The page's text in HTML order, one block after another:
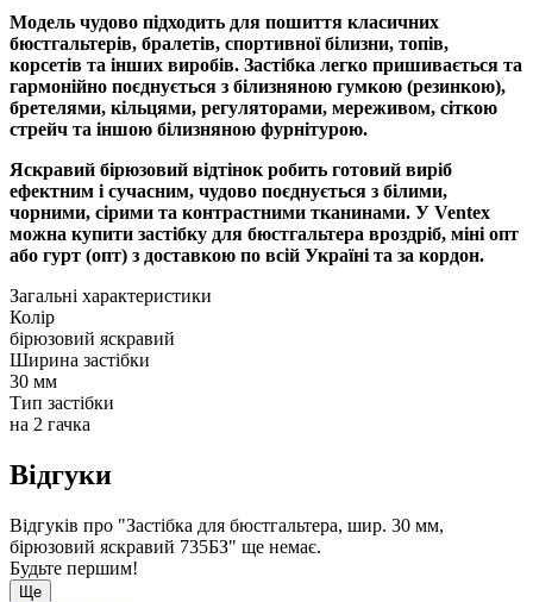
Модель чудово підходить для пошиття класичних
бюстгальтерів, бралетів, спортивної білизни, топів,
корсетів та інших виробів. Застібка легко пришивається та
гармонійно поєднується з білизняною гумкою (резинкою),
бретелями, кільцями, регуляторами, мереживом, сіткою
стрейч та іншою білизняною фурнітурою.
Яскравий бірюзовий відтінок робить готовий виріб
ефектним і сучасним, чудово поєднується з білими,
чорними, сірими та контрастними тканинами. У Ventex
можна купити застібку для бюстгальтера вроздріб, міні опт
або гурт (опт) з доставкою по всій Україні та за кордон.
Загальні характеристики
Колір
бірюзовий яскравий
Ширина застібки
30 мм
Тип застібки
на 2 гачка
Відгуки
Відгуків про "Застібка для бюстгальтера, шир. 30 мм,
бірюзовий яскравий 735БЗ" ще немає.
Будьте першим!
Ще